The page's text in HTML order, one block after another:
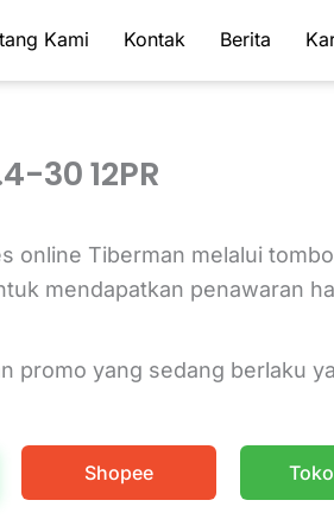
Kami Kontak Berita
30 12PR
online Tiberman melalui
mendapatkan penawaran
promo yang sedang berlaku
Shopee